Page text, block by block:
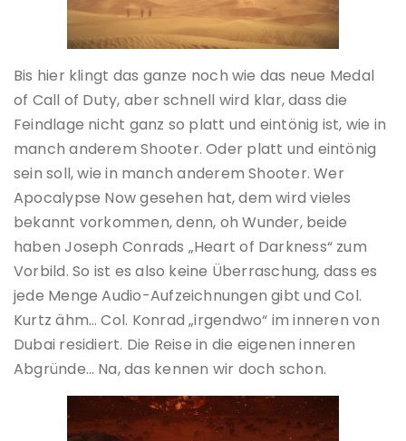
Bis hier klingt das ganze noch wie das neue Medal
of Call of Duty, aber schnell wird klar, dass die
Feindlage nicht ganz so platt und eintönig ist, wie in
manch anderem Shooter. Oder platt und eintönig
sein soll, wie in manch anderem Shooter. Wer
Apocalypse Now gesehen hat, dem wird vieles
bekannt vorkommen, denn, oh Wunder, beide
haben Joseph Conrads „Heart of Darkness“ zum
Vorbild. So ist es also keine Überraschung, dass es
jede Menge Audio-Aufzeichnungen gibt und Col.
Kurtz ähm… Col. Konrad „irgendwo“ im inneren von
Dubai residiert. Die Reise in die eigenen inneren
Abgründe… Na, das kennen wir doch schon.